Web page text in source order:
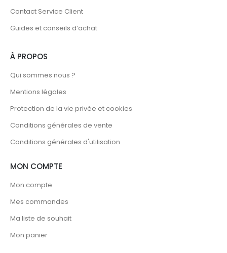
Contact Service Client
Guides et conseils d’achat
À PROPOS
Qui sommes nous ?
Mentions légales
Protection de la vie privée et cookies
Conditions générales de vente
Conditions générales d'utilisation
MON COMPTE
Mon compte
Mes commandes
Ma liste de souhait
Mon panier